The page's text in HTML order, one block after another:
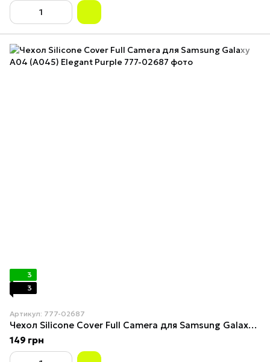
3
3
Артикул: 777-02687
Чехол Silicone Cover Full Camera для Samsung Galaxy A04 (A045) Elegant Purple
149 грн